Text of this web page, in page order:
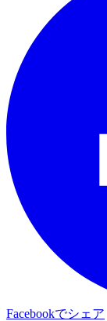
Facebookでシェア